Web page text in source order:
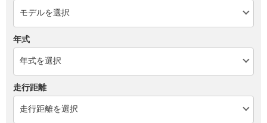
年式
走行距離